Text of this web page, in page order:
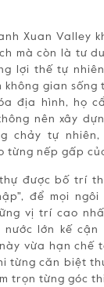
Xuan Valley
mà còn là tư
lợi thế tự
không gian
địa hình, họ
nên xây
chảy tự
từng nếp gấp
được bố trí
để mọi
vị trí cao
nước lớn kế
vừa hạn chế
từng căn biệt
trọn từng góc